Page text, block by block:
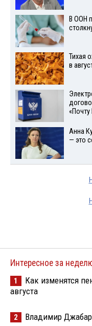
В ООН
Тихая
в
«Почту
Анна
— это
Интересное за
1
Как изменятся
августа
2 Владимир